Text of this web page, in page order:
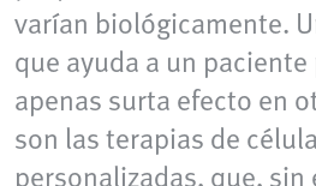
varían biológicamente.
que ayuda a un
apenas surta efecto en
son las terapias de
personalizadas, que,